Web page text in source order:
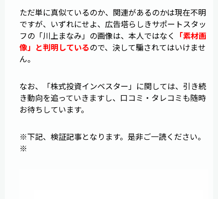
ただ単に真似ているのか、関連があるのかは現在不明
ですが、いずれにせよ、広告塔らしきサポートスタッ
フの「川上まなみ」の画像は、本人ではなく 「素材画
像」と判明しているので、決して騙されてはいけませ
ん。
なお、「株式投資インベスター」に関しては、引き続
き動向を追っていきますし、口コミ・タレコミも随時
お待ちしています。
※下記、検証記事となります。是非ご一読ください。
※